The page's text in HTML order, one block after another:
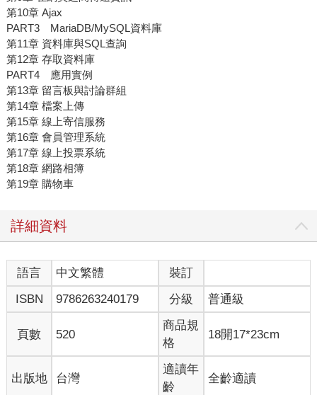
第10章 Ajax
PART3 MariaDB/MySQL資料庫
第11章 資料庫與SQL查詢
第12章 存取資料庫
PART4 應用實例
第13章 留言板與討論群組
第14章 檔案上傳
第15章 線上寄信服務
第16章 會員管理系統
第17章 線上投票系統
第18章 網路相簿
第19章 購物車
詳細資料
語言 中文繁體
裝訂
ISBN
9786263240179 分級 普通級
頁數 520
商品規
格
18開17*23cm
出版地 台灣
適讀年
齡
全齡適讀